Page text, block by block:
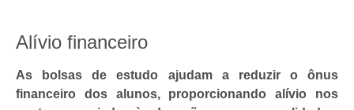
Alívio financeiro
As bolsas de estudo ajudam a reduzir o ônus
financeiro dos alunos, proporcionando alívio nos